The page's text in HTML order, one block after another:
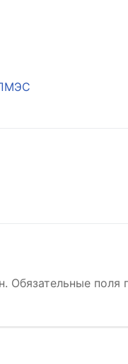
Обязательные поля